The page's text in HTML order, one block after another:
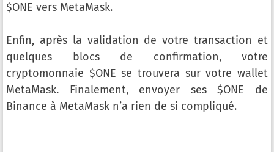
$ONE vers MetaMask.
Enfin, après la validation de votre transaction et
quelques blocs de confirmation, votre
cryptomonnaie $ONE se trouvera sur votre wallet
MetaMask. Finalement, envoyer ses $ONE de
Binance à MetaMask n’a rien de si compliqué.